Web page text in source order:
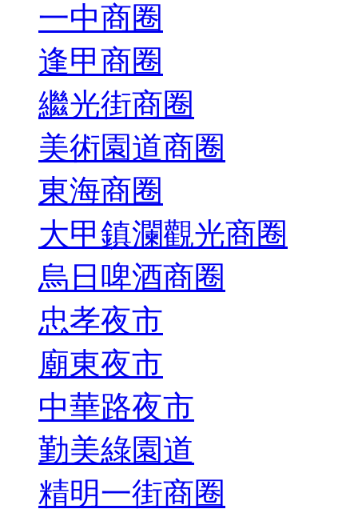
一中商圈
逢甲商圈
繼光街商圈
美術園道商圈
東海商圈
大甲鎮瀾觀光商圈
烏日啤酒商圈
忠孝夜市
廟東夜市
中華路夜市
勤美綠園道
精明一街商圈